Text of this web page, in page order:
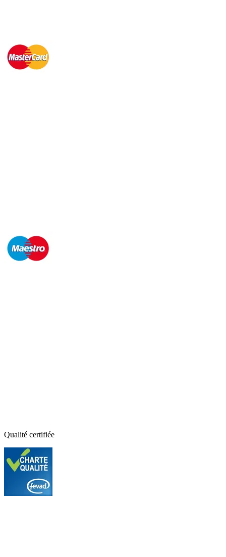
Qualité certifiée